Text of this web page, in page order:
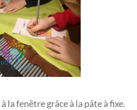
la fenêtre grâce à la pâte à fixe.